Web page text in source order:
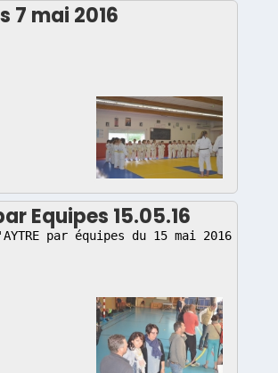
7 mai 2016
Equipes 15.05.16
par équipes du 15 mai 2016